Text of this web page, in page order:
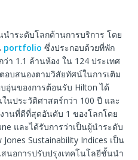
นำระดับโลกด้านการบริการ โดย
portfolio ซึ่งประกอบด้วยที่พัก
า 1.1 ล้านห้อง ใน 124 ประเทศ
บสนองตามวิสัยทัศน์ในการเติม
อุ่นของการต้อนรับ Hilton ได้
นประวัติศาสตร์กว่า 100 ปี และ
านที่ดีที่สุดอันดับ 1 ของโลกโดย
และได้รับการว่าเป็นผู้นำระดับ
Sustainability Indices เป็น
นอการปรับปรุงเทคโนโลยีชั้นนำ